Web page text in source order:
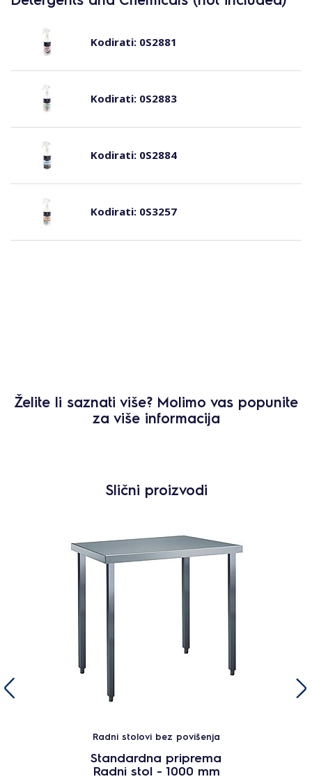
Kodirati:0S2881
Kodirati:0S2883
Kodirati:0S2884
Kodirati:0S3257
Želite li saznati više? Molimo vas popunite
za više informacija
Slični proizvodi
Radni stolovi bez povišenja
Standardna priprema
Radni stol - 1000 mm